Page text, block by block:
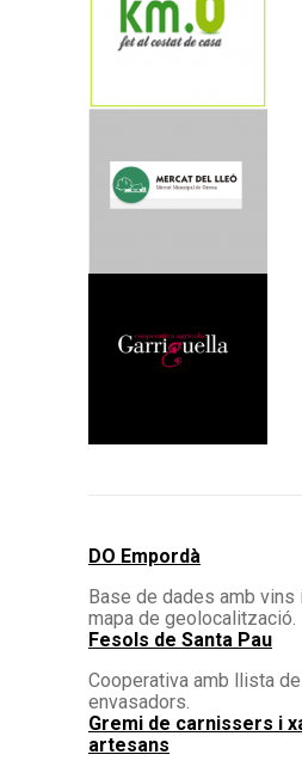
DO Empordà
Base de dades amb
mapa de geolocalització.
Fesols de Santa Pau
Cooperativa amb llista
envasadors.
Gremi de carnissers i
artesans